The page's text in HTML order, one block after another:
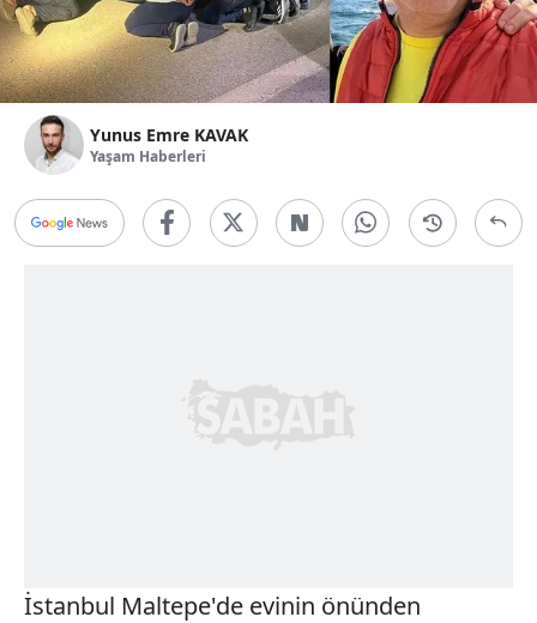
Yunus Emre KAVAK
Yaşam Haberleri
İstanbul Maltepe'de evinin önünden